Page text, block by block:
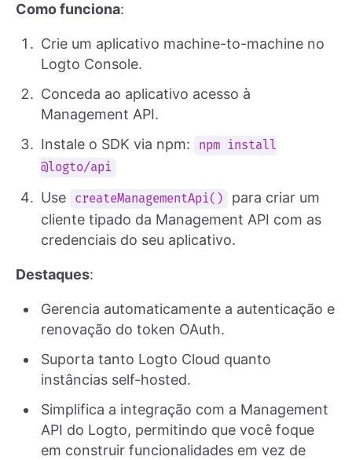
Como funciona:
Crie um aplicativo machine-to-machine no
Logto Console.
Conceda ao aplicativo acesso à
Management API.
Instale o SDK via npm:
npm install
@logto/api
Use createManagementApi()
para criar um
cliente tipado da Management API com as
credenciais do seu aplicativo.
Destaques:
Gerencia automaticamente a autenticação e
renovação do token OAuth.
Suporta tanto Logto Cloud quanto
instâncias self-hosted.
Simplifica a integração com a Management
API do Logto, permitindo que você foque
em construir funcionalidades em vez de